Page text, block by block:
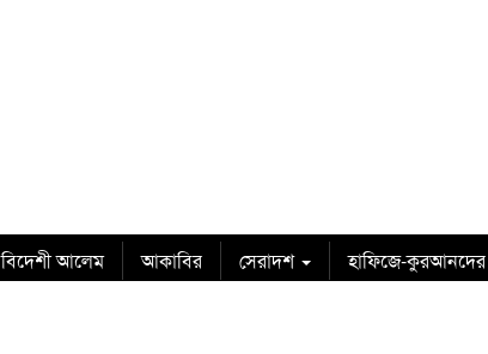
বিদেশী আলেম আকাবির সেরাদশ হাফিজে-কুরআনদের